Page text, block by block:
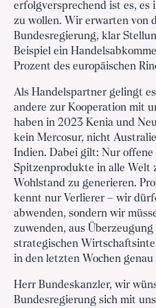
erfolgversprechend ist es, es
zu wollen. Wir erwarten von
Bundesregierung, klar
Beispiel ein
Prozent des europäischen
Als Handelspartner gelingt
andere zur Kooperation mit
haben in 2023 Kenia und
kein Mercosur, nicht
Indien. Dabei gilt: Nur
Spitzenprodukte in alle Welt
Wohlstand zu generieren.
kennt nur Verlierer – wir
abwenden, sondern wir
zuwenden, aus
strategischen
in den letzten Wochen genau
Herr Bundeskanzler, wir
Bundesregierung sich mit